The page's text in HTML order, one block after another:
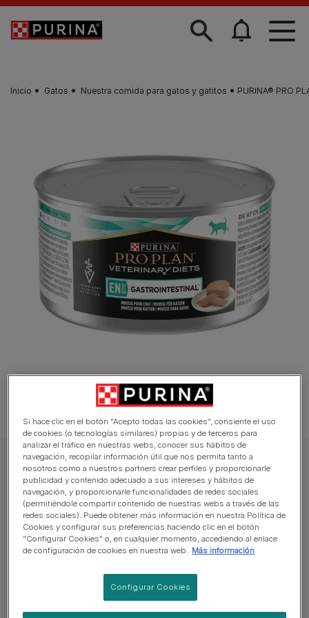
Skip to main content
Inicio Gatos Nuestra comida para gatos y gatitos PURINA® PRO
Pro Plan® Veterinary Diets Wet Cat Food
PURINA® PRO PLAN® VETERINARY DIETS
FELINE EN Gastrointestinal Lata
Sin reseñas aún
Tamaños disponibles: 195 g
Alimento completo en lata para gatos adultos y
Si hace clic en el botón “Acepto todas las cookies”, consiente el uso
de cookies (o tecnologías similares) propias y de terceros para
analizar el tráfico en nuestras webs, conocer sus hábitos de
navegación, recopilar información útil que nos permita tanto a
nosotros como a nuestros partners crear perfiles y proporcionarle
publicidad y contenido adecuado a sus intereses y hábitos de
navegación, y proporcionarle funcionalidades de redes sociales
(permitiéndole compartir contenido de nuestras webs a través de las
redes sociales). Puede obtener más información en nuestra Política de
Cookies y configurar sus preferencias haciendo clic en el botón
“Configurar Cookies” o, en cualquier momento, accediendo al enlace
de configuración de cookies en nuestra web. Más información
Configurar Cookies